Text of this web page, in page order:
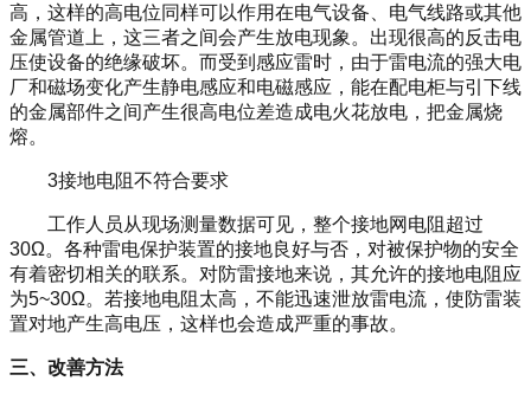
高，这样的高电位同样可以作用在电气设备、电气线路或其他
金属管道上，这三者之间会产生放电现象。出现很高的反击电
压使设备的绝缘破坏。而受到感应雷时，由于雷电流的强大电
厂和磁场变化产生静电感应和电磁感应，能在配电柜与引下线
的金属部件之间产生很高电位差造成电火花放电，把金属烧
熔。
3接地电阻不符合要求
工作人员从现场测量数据可见，整个接地网电阻超过
30Ω。各种雷电保护装置的接地良好与否，对被保护物的安全
有着密切相关的联系。对防雷接地来说，其允许的接地电阻应
为5~30Ω。若接地电阻太高，不能迅速泄放雷电流，使防雷装
置对地产生高电压，这样也会造成严重的事故。
三、改善方法